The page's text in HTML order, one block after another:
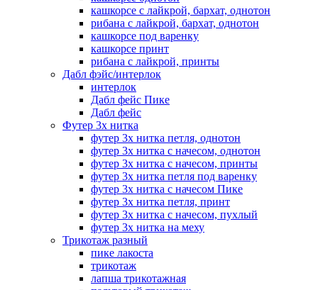
кашкорсе с лайкрой, бархат, однотон
рибана с лайкрой, бархат, однотон
кашкорсе под варенку
кашкорсе принт
рибана с лайкрой, принты
Дабл фэйс/интерлок
интерлок
Дабл фейс Пике
Дабл фейс
Футер 3х нитка
футер 3х нитка петля, однотон
футер 3х нитка с начесом, однотон
футер 3х нитка с начесом, принты
футер 3х нитка петля под варенку
футер 3х нитка с начесом Пике
футер 3х нитка петля, принт
футер 3х нитка с начесом, пухлый
футер 3х нитка на меху
Трикотаж разный
пике лакоста
трикотаж
лапша трикотажная